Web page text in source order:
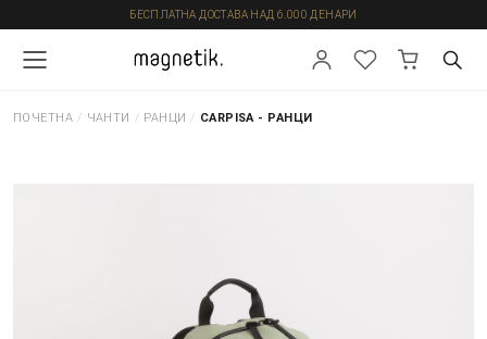
БЕСПЛАТНА ДОСТАВА НАД 6.000 ДЕНАРИ
ПОЧЕТНА / ЧАНТИ / РАНЦИ / CARPISA - РАНЦИ